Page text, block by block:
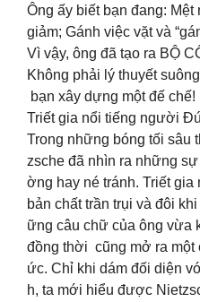
Ông ấy biết bạn đang:
giảm; Gánh việc vặt và
Vì vậy, ông đã tạo ra BỘ
Không phải lý thuyết
bạn xây dựng một đế chế!
Triết gia nổi tiếng người
Trong những bóng tối sâu
zsche đã nhìn ra những
ờng hay né tránh. Triết
bản chất trần trụi và đôi
ững câu chữ của ông vừa
đồng thời cũng mở ra một
ức. Chỉ khi dám đối diện
h, ta mới hiểu được